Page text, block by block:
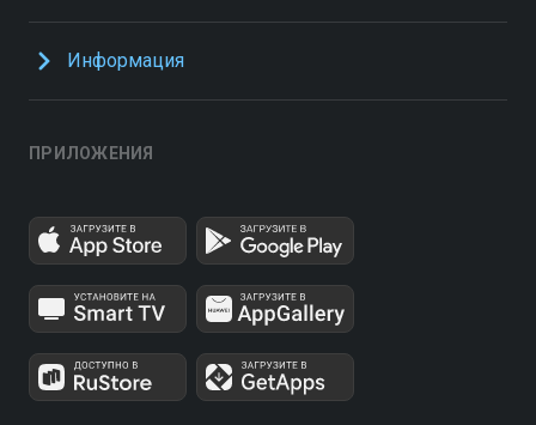
Информация
ПРИЛОЖЕНИЯ